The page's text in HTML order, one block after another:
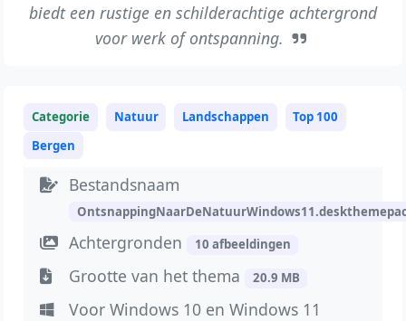
biedt een rustige en schilderachtige achtergrond
voor werk of ontspanning.
Categorie Natuur Landschappen
Top 100
Bergen
Bestandsnaam
Achtergronden 10 afbeeldingen
Grootte van het thema 20.9 MB
Voor Windows 10 en Windows 11